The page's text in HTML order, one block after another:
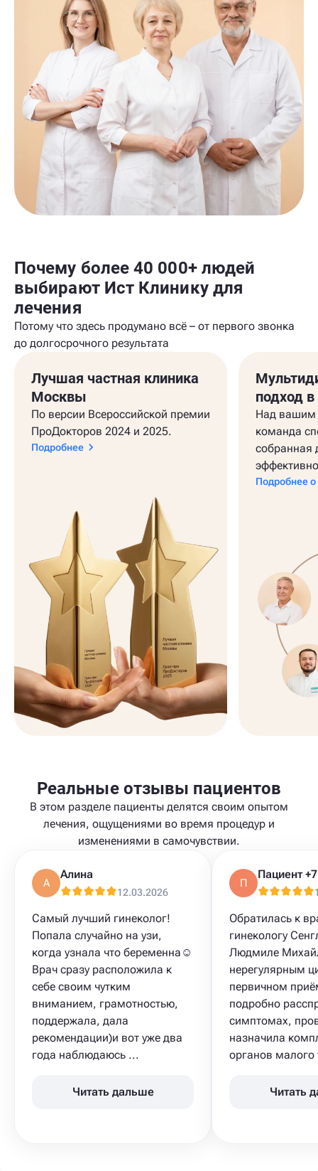
Почему более 40 000+ людей
выбирают Ист Клинику для
лечения
Потому что здесь продумано всё – от первого звонка
до долгосрочного результата
Лучшая частная клиника
Москвы
По версии Всероссийской премии
ПроДокторов 2024 и 2025.
Подробнее
подход
Над вашим
команда
собранная
Подробнее о
Реальные отзывы пациентов
В этом разделе пациенты делятся своим опытом
лечения, ощущениями во время процедур и
изменениями в самочувствии.
А
Алина
12.03.2026
Самый лучший гинеколог!
Попала случайно на узи,
когда узнала что беременна☺️
Врач сразу расположила к
себе своим чутким
вниманием, грамотностью,
поддержала, дала
рекомендации)и вот уже два
года наблюдаюсь ...
Читать дальше
П
Обратилась к
гинекологу
Людмиле
нерегулярным
первичном
подробно
симптомах,
назначила
органов малого​
Читать